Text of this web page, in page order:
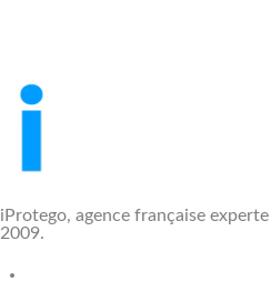
iProtego, agence française
2009.